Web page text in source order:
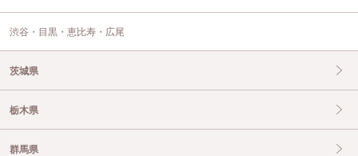
渋谷・目黒・恵比寿・広尾
茨城県
栃木県
群馬県